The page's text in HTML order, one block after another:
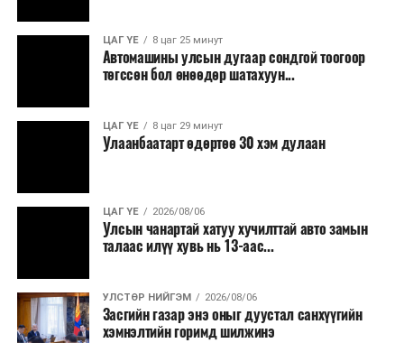
ЦАГ ҮЕ 8 цаг 25 минут
Автомашины улсын дугаар сондгой тоогоор
төгссөн бол өнөөдөр шатахуун...
ЦАГ ҮЕ 8 цаг 29 минут
Улаанбаатарт өдөртөө 30 хэм дулаан
ЦАГ ҮЕ 2026/08/06
Улсын чанартай хатуу хучилттай авто замын
талаас илүү хувь нь 13-аас...
УЛСТӨР НИЙГЭМ 2026/08/06
Засгийн газар энэ оныг дуустал санхүүгийн
хэмнэлтийн горимд шилжинэ